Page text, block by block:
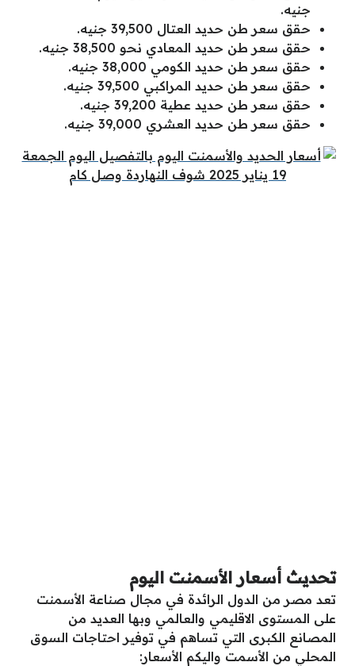
جنيه.
حقق سعر طن حديد العتال 39,500 جنيه.
حقق سعر طن حديد المعادي نحو 38,500 جنيه.
حقق سعر طن حديد الكومي 38,000 جنيه.
حقق سعر طن حديد المراكبي 39,500 جنيه.
حقق سعر طن حديد عطية 39,200 جنيه.
حقق سعر طن حديد العشري 39,000 جنيه.
تحديث أسعار الأسمنت اليوم
تعد مصر من الدول الرائدة في مجال صناعة الأسمنت
على المستوى الاقليمي والعالمي وبها العديد من
المصانع الكبرى التي تساهم في توفير احتاجات السوق
المحلي من الأسمت واليكم الأسعار: